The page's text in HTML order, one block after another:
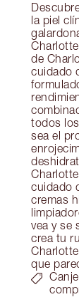
la piel
de
cuidado
todos
sea el
cuidado
cremas
vea y se
crea tu
que